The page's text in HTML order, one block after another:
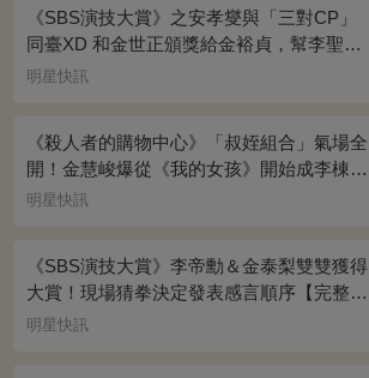
《SBS演技大賞》之安孝燮與「三對CP」
同臺XD 和金世正頒獎給金裕貞，幫李聖經
披外套超甜~
明星快訊
《殺人者的購物中心》「叔姪組合」氣場全
開！金慧峻爆從《我的女孩》開始成李棟旭
迷妹~
明星快訊
《SBS演技大賞》李帝勳＆金泰梨雙雙獲得
大賞！現場猜拳決定發表感言順序【完整得
獎名單】
明星快訊